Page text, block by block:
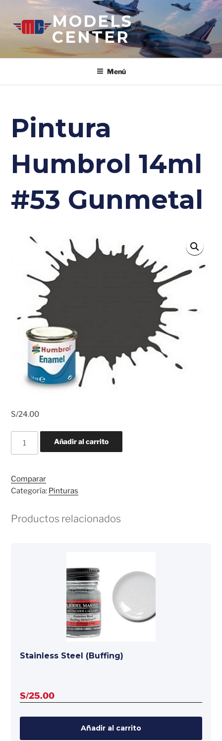
contenido
MODELS
CENTER
Menú
Pintura
Humbrol 14ml
#53 Gunmetal
S/24.00
Humbrol
Gunmetal
cantidad
Añadir al carrito
Comparar
Categoría: Pinturas
Productos relacionados
Stainless Steel (Buffing)
S/25.00
Añadir al carrito